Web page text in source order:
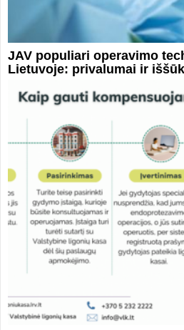
JAV populiari operavimo
Lietuvoje: privalumai ir